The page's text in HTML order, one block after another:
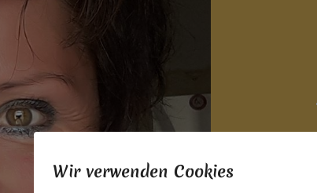
Wir verwenden Cookies